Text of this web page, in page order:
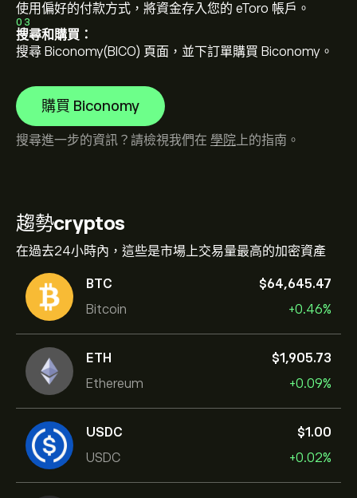
趨勢cryptos
在過去24小時內，這些是市場上交易量最高的加密資產
BTC
Bitcoin
‎$‎64,645.47
+0.46%
ETH
Ethereum
‎$‎1,905.73
+0.09%
USDC
USDC
‎$‎1.00
+0.02%
使用偏好的付款方式，將資金存入您的 eToro 帳戶。
03
搜尋和購買：
搜尋 Biconomy(BICO) 頁面，並下訂單購買 Biconomy。
購買 Biconomy
搜尋進一步的資訊？請檢視我們在 學院上的指南。